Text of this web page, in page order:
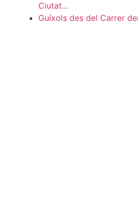
Ciutat…
Guíxols des del Carrer